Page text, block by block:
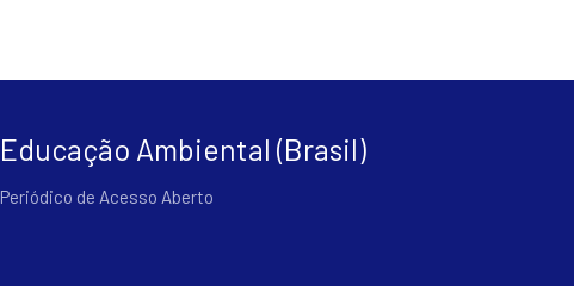
Educação Ambiental (Brasil)
Periódico de Acesso Aberto